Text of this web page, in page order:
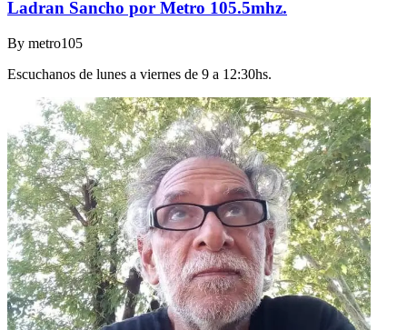
Ladran Sancho por Metro 105.5mhz.
By metro105
Escuchanos de lunes a viernes de 9 a 12:30hs.